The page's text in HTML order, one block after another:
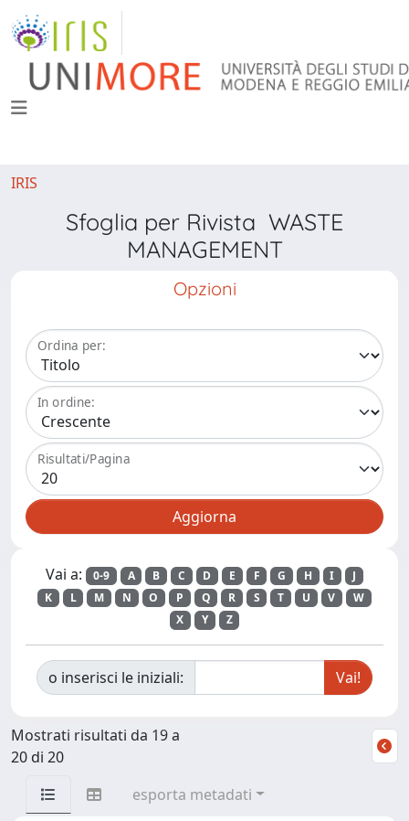
IRIS
Sfoglia per Rivista WASTE
MANAGEMENT
Opzioni
Ordina per:
In ordine:
Risultati/Pagina
Vai a: 0-9 A B C D E F G H I
J
K
L M N O P Q R S T U V
W
X
Y Z
o inserisci le iniziali:
Mostrati risultati da 19 a
20 di 20
esporta metadati